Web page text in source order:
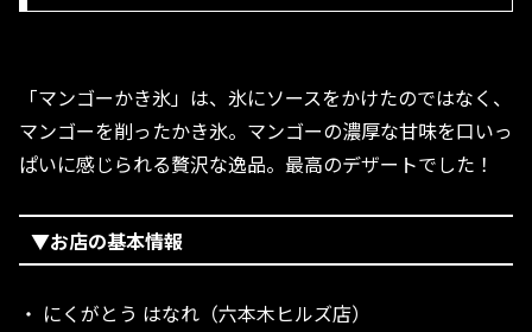
「マンゴーかき氷」は、氷にソースをかけたのではなく、
マンゴーを削ったかき氷。マンゴーの濃厚な甘味を口いっ
ぱいに感じられる贅沢な逸品。最高のデザートでした！
▼お店の基本情報
・ にくがとう はなれ（六本木ヒルズ店）